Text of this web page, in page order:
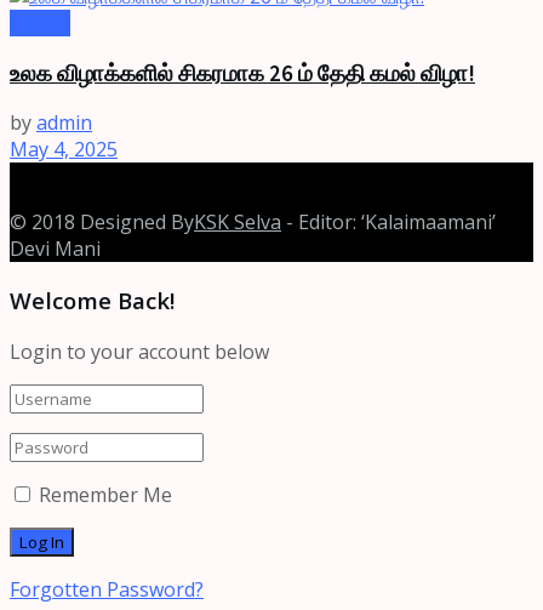
உலக விழாக்களில் சிகரமாக 26 ம் தேதி கமல் விழா!
byadmin
May 4, 2025
© 2018 Designed ByKSK Selva - Editor: ‘Kalaimaamani’
Devi Mani
Welcome Back!
Login to your account below
Remember Me
Forgotten Password?